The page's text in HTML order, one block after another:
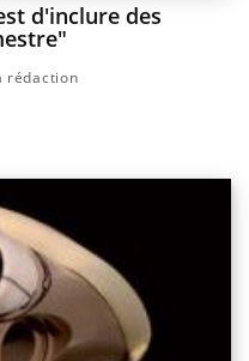
d'inclure des
rédaction